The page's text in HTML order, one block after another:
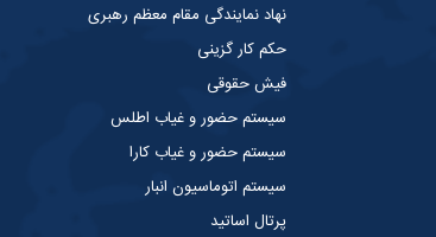
نهاد نمایندگی مقام معظم رهبری
حکم کار گزینی
فیش حقوقی
سیستم حضور و غیاب اطلس
سیستم حضور و غیاب کارا
سیستم اتوماسیون انبار
پرتال اساتید